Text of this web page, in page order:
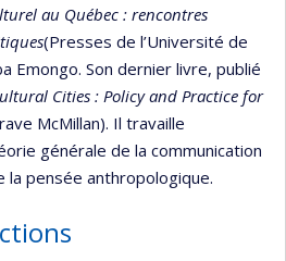
au Québec : rencontres
(Presses de l’Université de
Emongo. Son dernier livre, publié
Cities : Policy and Practice for
McMillan). Il travaille
générale de la communication
pensée anthropologique.